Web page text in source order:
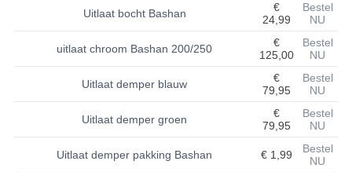
BRANDSTOF SYSTEEM
ELEKTRONICA
KABELS
Uitlaat bocht Bashan
€
24,99
Bestel
NU
uitlaat chroom Bashan 200/250
€
125,00
Bestel
NU
Uitlaat demper blauw
€
79,95
Bestel
NU
Uitlaat demper groen
€
79,95
Bestel
NU
Uitlaat demper pakking Bashan € 1,99
Bestel
NU